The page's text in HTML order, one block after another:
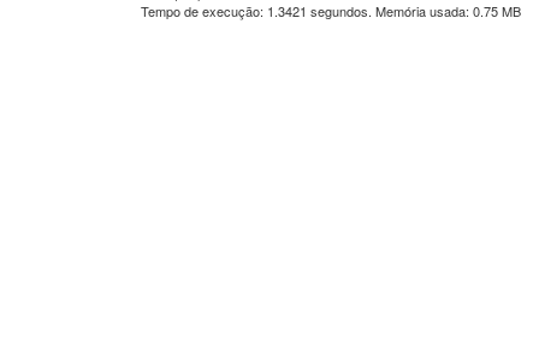
Tempo de execução: 1.3421 segundos. Memória usada: 0.75 MB